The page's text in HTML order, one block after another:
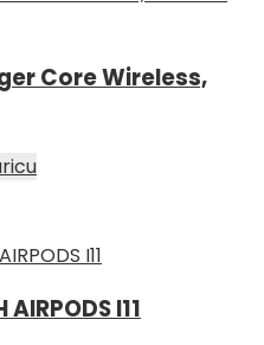
Core Wireless,
AIRPODS I11